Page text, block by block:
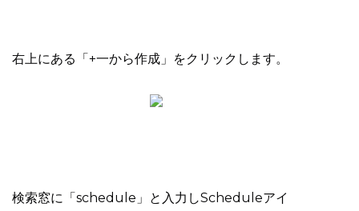
右上にある「+一から作成」をクリックします。
検索窓に「schedule」と入力しScheduleアイ